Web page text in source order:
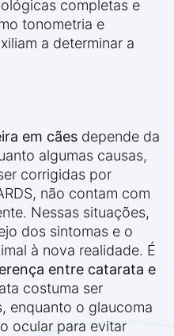
completas e
tonometria e
a determinar a
em cães depende da
algumas causas,
corrigidas por
não contam com
Nessas situações,
dos sintomas e o
à nova realidade. É
entre catarata e
costuma ser
enquanto o glaucoma
ocular para evitar